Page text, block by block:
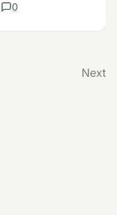
0
Next